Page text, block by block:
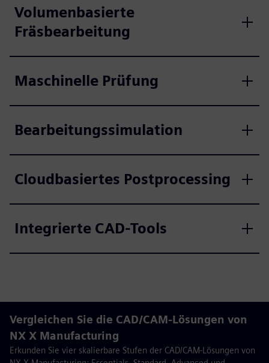
Volumenbasierte
Fräsbearbeitung
Maschinelle Prüfung
Bearbeitungssimulation
Cloudbasiertes Postprocessing
Integrierte CAD-Tools
Vergleichen Sie die CAD/CAM-Lösungen von
NX X Manufacturing
Erkunden Sie vier skalierbare Stufen der CAD/CAM-Lösungen von